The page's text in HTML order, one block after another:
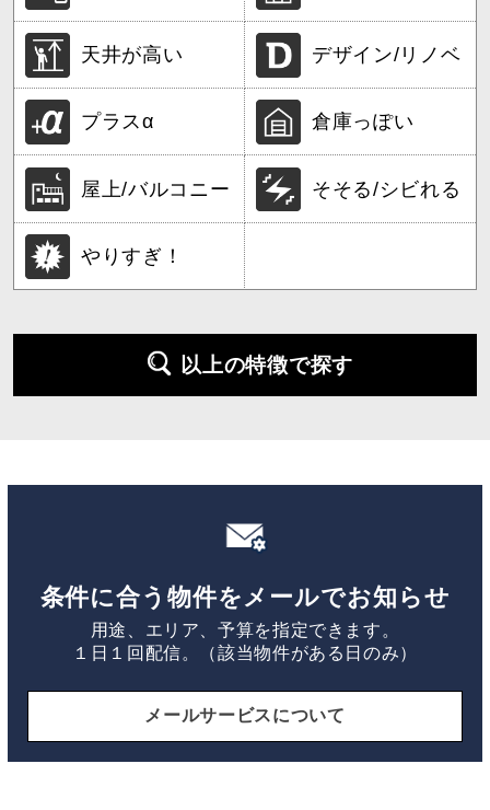
天井が高い デザイン/リノベ
プラスα 倉庫っぽい
屋上/バルコニー そそる/シビれる
やりすぎ！
以上の特徴で探す
条件に合う物件をメールでお知らせ
用途、エリア、予算を指定できます。
１日１回配信。（該当物件がある日のみ）
メールサービスについて